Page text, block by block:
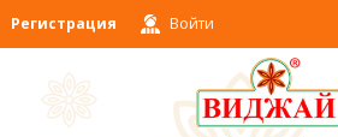
Регистрация Войти